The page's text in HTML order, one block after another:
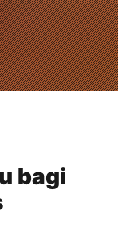
bagi